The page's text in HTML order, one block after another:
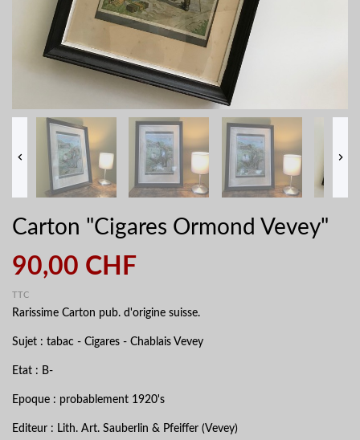
 
Carton "Cigares Ormond Vevey"
90,00 CHF
TTC
Rarissime Carton pub. d'origine suisse.
Sujet : tabac - Cigares - Chablais Vevey
Etat : B-
Epoque : probablement 1920's
Editeur : Lith. Art. Sauberlin & Pfeiffer (Vevey)